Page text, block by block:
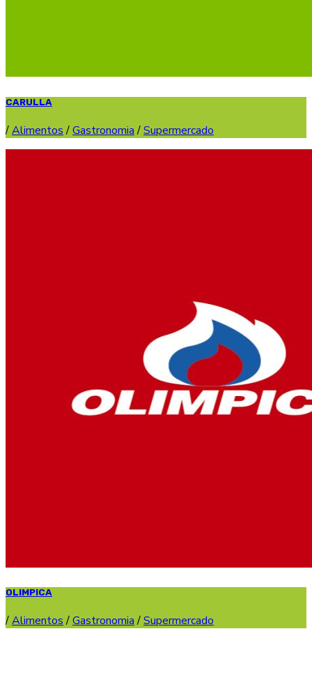
CARULLA
/Alimentos/Gastronomia/Supermercado
OLIMPICA
/Alimentos/Gastronomia/Supermercado